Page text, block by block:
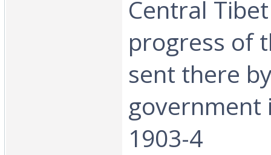
Central
progress of
sent there
government
1903-4‎